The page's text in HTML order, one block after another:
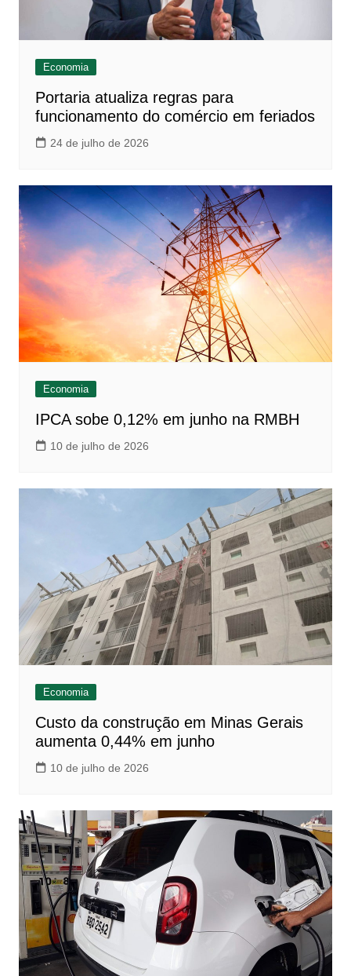
Economia
Portaria atualiza regras para
funcionamento do comércio em feriados
24 de julho de 2026
Economia
IPCA sobe 0,12% em junho na RMBH
10 de julho de 2026
Economia
Custo da construção em Minas Gerais
aumenta 0,44% em junho
10 de julho de 2026